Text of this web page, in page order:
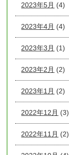
2023年5月 (4)
2023年4月 (4)
2023年3月 (1)
2023年2月 (2)
2023年1月 (2)
2022年12月 (3)
2022年11月 (2)